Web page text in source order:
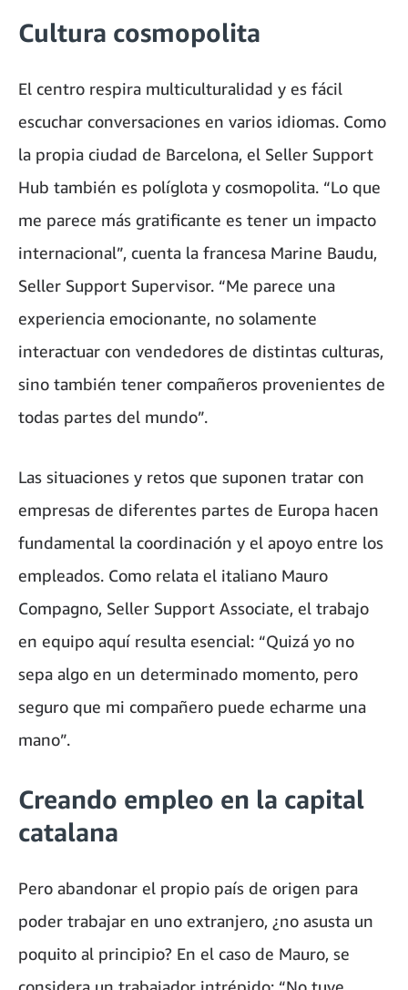
Cultura cosmopolita
El centro respira multiculturalidad y es fácil
escuchar conversaciones en varios idiomas. Como
la propia ciudad de Barcelona, el Seller Support
Hub también es políglota y cosmopolita. “Lo que
me parece más gratificante es tener un impacto
internacional”, cuenta la francesa Marine Baudu,
Seller Support Supervisor. “Me parece una
experiencia emocionante, no solamente
interactuar con vendedores de distintas culturas,
sino también tener compañeros provenientes de
todas partes del mundo”.
Las situaciones y retos que suponen tratar con
empresas de diferentes partes de Europa hacen
fundamental la coordinación y el apoyo entre los
empleados. Como relata el italiano Mauro
Compagno, Seller Support Associate, el trabajo
en equipo aquí resulta esencial: “Quizá yo no
sepa algo en un determinado momento, pero
seguro que mi compañero puede echarme una
mano”.
Creando empleo en la capital
catalana
Pero abandonar el propio país de origen para
poder trabajar en uno extranjero, ¿no asusta un
poquito al principio? En el caso de Mauro, se